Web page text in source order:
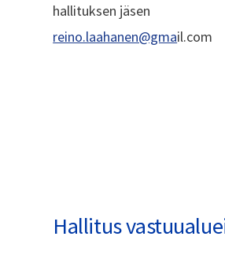
hallituksen jäsen
reino.laahanen@gmail.com
Hallitus